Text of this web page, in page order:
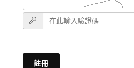
註冊